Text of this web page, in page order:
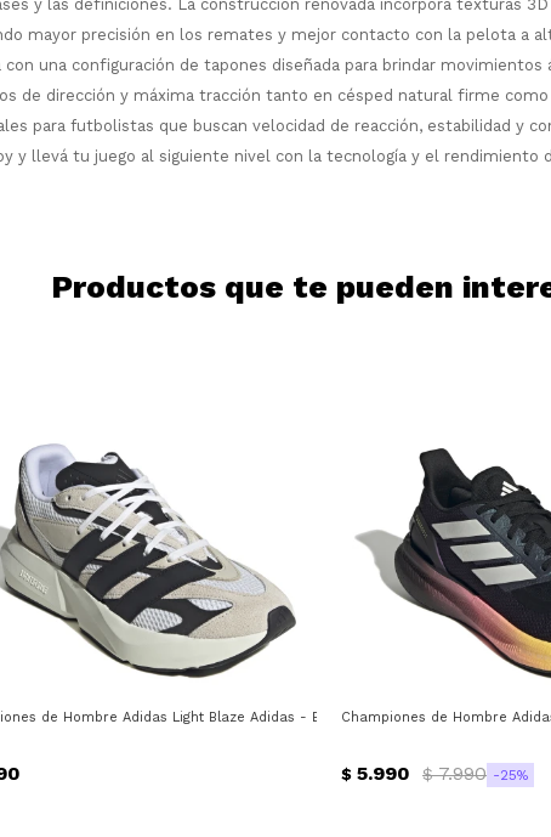
y las definiciones. La construcción renovada incorpora texturas
mayor precisión en los remates y mejor contacto con la pelota a
con una configuración de tapones diseñada para brindar movimientos
de dirección y máxima tracción tanto en césped natural firme
para futbolistas que buscan velocidad de reacción, estabilidad y
y llevá tu juego al siguiente nivel con la tecnología y el rendimiento
Productos que te pueden
de Hombre Adidas Light Blaze Adidas - Blanco - Gris - Negro
Championes de Hombre
$ 5.990 $ 7.990 25
Comprá ahora y Pagá
Después, hasta en 12
cuotas y sin tocar tu
tarjeta de crédito
* sujeto aprobación crediticia.
Verifica si estás calificado para comprar
con Pago Después:
Cédula de identidad
Celular
Día Mes Año
Estás calificado para comprar usando Pago
Después.
¡Tenés hasta
para comprar en las cuotas
que prefieras!
disponible puede variar por comercio
Ups!
Parece que no tenes oferta, lamentamos
contactanos en
¡Algo salió mal!
Por favor intenta nuevamente mas tarde.